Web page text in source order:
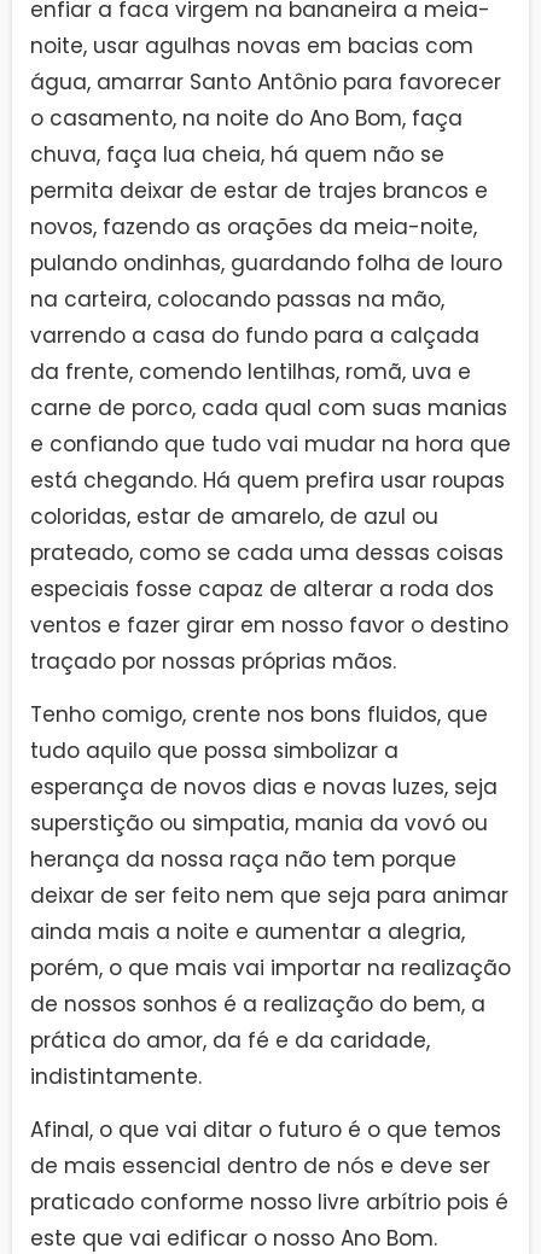
enfiar a faca virgem na bananeira a meia-
noite, usar agulhas novas em bacias com
água, amarrar Santo Antônio para favorecer
o casamento, na noite do Ano Bom, faça
chuva, faça lua cheia, há quem não se
permita deixar de estar de trajes brancos e
novos, fazendo as orações da meia-noite,
pulando ondinhas, guardando folha de louro
na carteira, colocando passas na mão,
varrendo a casa do fundo para a calçada
da frente, comendo lentilhas, romã, uva e
carne de porco, cada qual com suas manias
e confiando que tudo vai mudar na hora que
está chegando. Há quem prefira usar roupas
coloridas, estar de amarelo, de azul ou
prateado, como se cada uma dessas coisas
especiais fosse capaz de alterar a roda dos
ventos e fazer girar em nosso favor o destino
traçado por nossas próprias mãos.
Tenho comigo, crente nos bons fluidos, que
tudo aquilo que possa simbolizar a
esperança de novos dias e novas luzes, seja
superstição ou simpatia, mania da vovó ou
herança da nossa raça não tem porque
deixar de ser feito nem que seja para animar
ainda mais a noite e aumentar a alegria,
porém, o que mais vai importar na realização
de nossos sonhos é a realização do bem, a
prática do amor, da fé e da caridade,
indistintamente.
Afinal, o que vai ditar o futuro é o que temos
de mais essencial dentro de nós e deve ser
praticado conforme nosso livre arbítrio pois é
este que vai edificar o nosso Ano Bom.